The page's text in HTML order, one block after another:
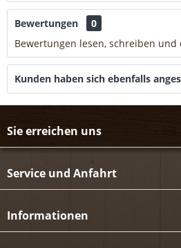
Bewertungen
0
Bewertungen lesen, schreiben und
Kunden haben sich ebenfalls
Sie erreichen uns
Service und Anfahrt
Informationen